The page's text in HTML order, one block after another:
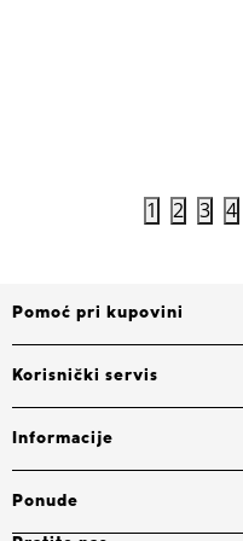
1 2 3 4
Pomoć pri kupovini
Korisnički servis
Informacije
Ponude